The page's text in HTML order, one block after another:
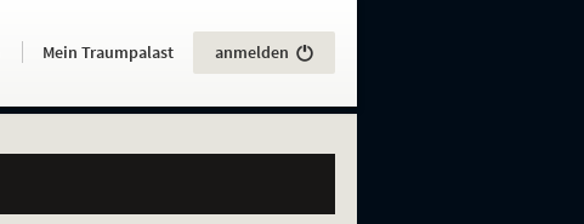
. Mein Traumpalast anmelden